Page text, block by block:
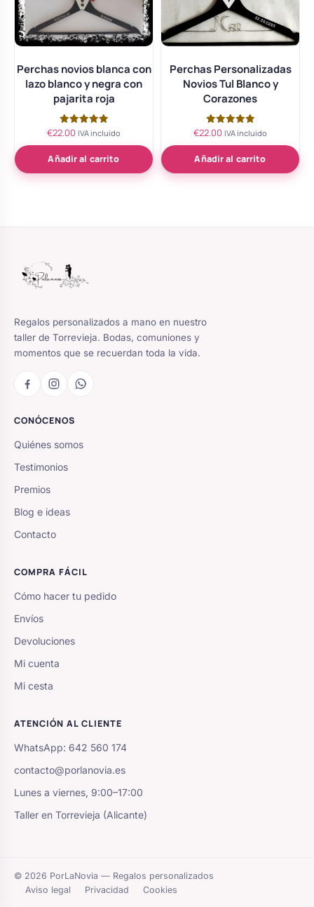
Perchas novios blanca con
lazo blanco y negra con
pajarita roja
Valorado
5.00
de 5
€22.00 IVA incluido
Añadir al carrito
Perchas Personalizadas
Novios Tul Blanco y
Corazones
Valorado
5.00
de 5
€22.00 IVA incluido
Añadir al carrito
Regalos personalizados a mano en nuestro
taller de Torrevieja. Bodas, comuniones y
momentos que se recuerdan toda la vida.
CONÓCENOS
Quiénes somos
Testimonios
Premios
Blog e ideas
Contacto
COMPRA FÁCIL
Cómo hacer tu pedido
Envíos
Devoluciones
Mi cuenta
Mi cesta
ATENCIÓN AL CLIENTE
WhatsApp: 642 560 174
contacto@porlanovia.es
Lunes a viernes, 9:00–17:00
Taller en Torrevieja (Alicante)
© 2026 PorLaNovia — Regalos personalizados
Aviso legal
Privacidad Cookies